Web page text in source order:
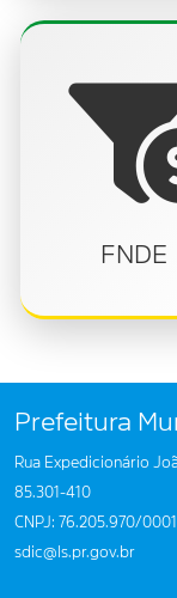
FNDE
Prefeitura
Rua Expedicionário
85.301-410
CNPJ: 76.205.970/
sdic@ls.pr.gov.br